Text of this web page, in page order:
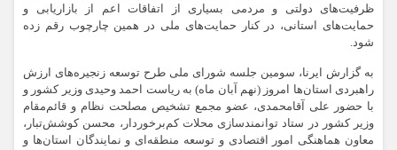
ظرفیت‌های دولتی و مردمی بسیاری از اتفاقات اعم از بازاریابی و
حمایت‌های استانی، در کنار حمایت‌های ملی در همین چارچوب رقم زده
شود.
به گزارش ایرنا، سومین جلسه شورای ملی طرح توسعه زنجیره‌های ارزش
راهبردی استان‌ها امروز (نهم آبان ماه) به ریاست احمد وحیدی وزیر کشور و
با حضور علی آقامحمدی، عضو مجمع تشخیص مصلحت نظام و قائم‌مقام
وزیر کشور در ستاد توانمندسازی محلات کم‌برخوردار، محسن کوشش‌تبار،
معاون هماهنگی امور اقتصادی و توسعه منطقه‌ای و نمایندگان استان‌ها و